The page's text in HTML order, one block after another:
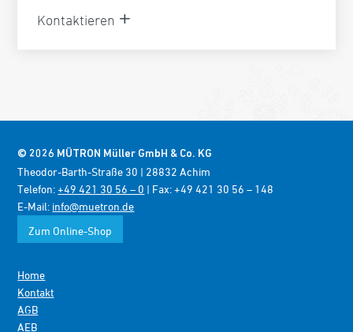
Kontaktieren
© 2026 MÜTRON Müller GmbH & Co. KG
Theodor-Barth-Straße 30 | 28832 Achim
Telefon:+49 421 30 56 – 0 | Fax: +49 421 30 56 – 148
E-Mail: info@muetron.de
Zum Online-Shop
Home
Kontakt
AGB
AEB